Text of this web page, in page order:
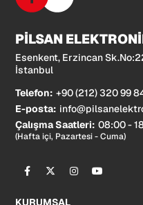
PİLSAN
Esenkent, Erzincan
İstanbul
Telefon: +90 (212) 320 99
E-posta:
Çalışma Saatleri: 08:00 -
(Hafta içi, Pazartesi - Cuma)
KURUMSAL